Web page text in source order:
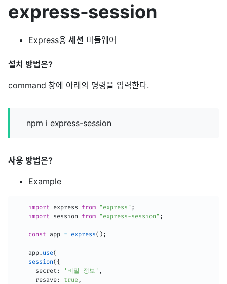
express-session
Express용세션 미들웨어
설치 방법은?
command 창에 아래의 명령을 입력한다.
npm i express-session
사용 방법은?
Example
import express from "express" ;
import session from "express-session" ;
const app = express( ) ;
    app
. use(
session( {
      secret
: '비밀 정보' ,
      resave
: true,